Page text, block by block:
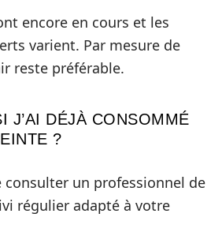
encore en cours et les
varient. Par mesure de
reste préférable.
J’AI DÉJÀ CONSOMMÉ
?
consulter un professionnel de
régulier adapté à votre